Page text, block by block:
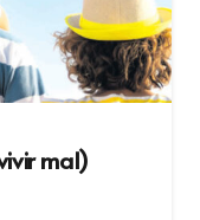
mal)